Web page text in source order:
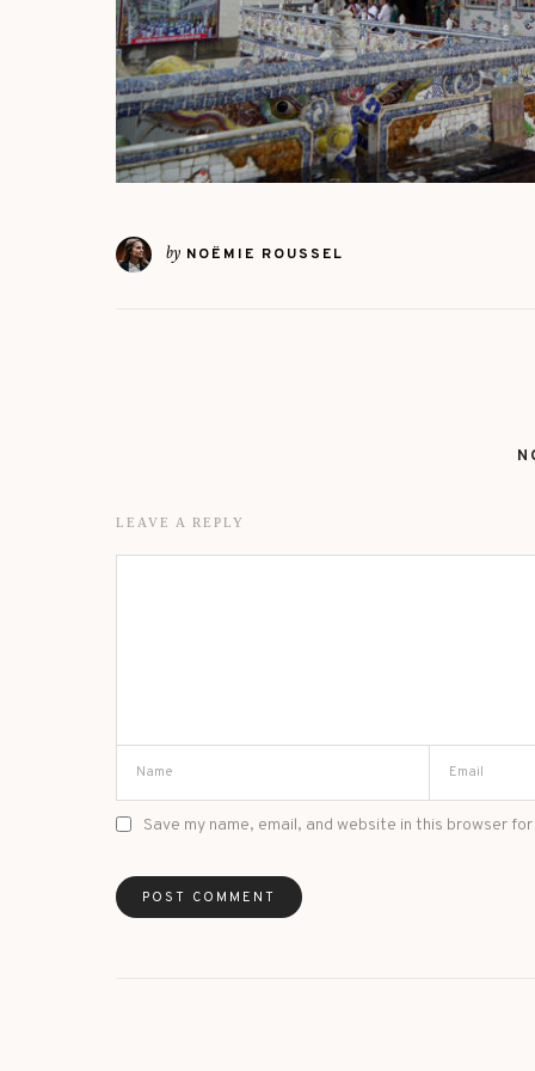
by NOËMIE ROUSSEL
LEAVE A REPLY
Save my name, email, and website in this browser